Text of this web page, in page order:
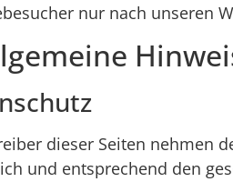
nur nach unseren
dieser Seiten nehmen
und entsprechend den